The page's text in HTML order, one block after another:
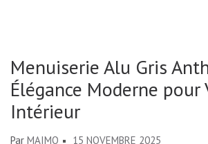
Menuiserie Alu Gris
Élégance Moderne pour
Intérieur
Par MAIMO 15 NOVEMBRE 2025